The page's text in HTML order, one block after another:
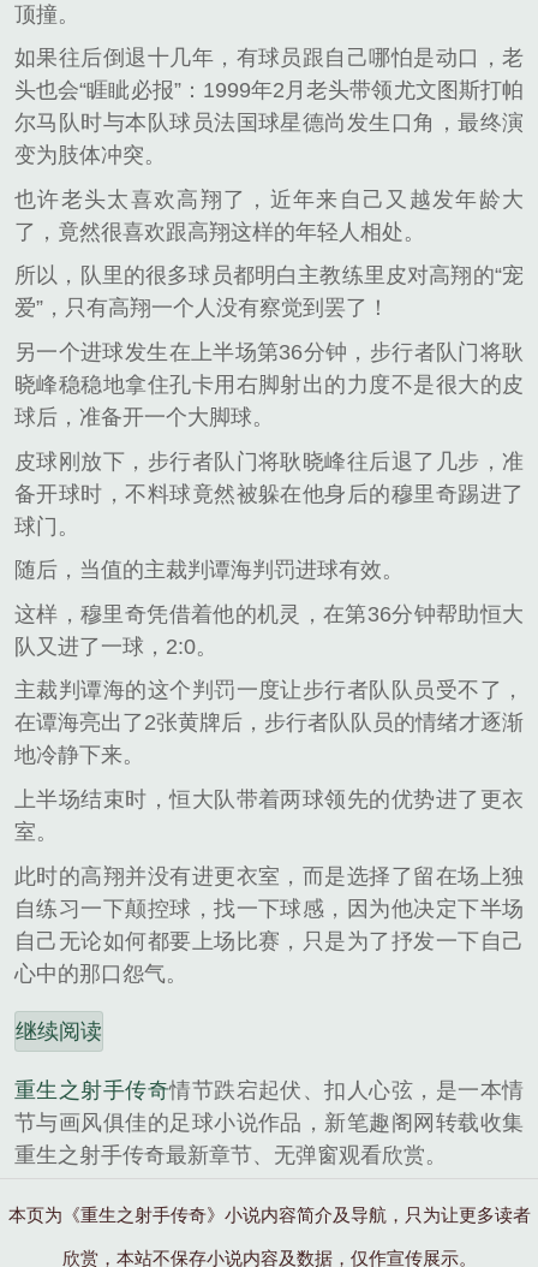
顶撞。
如果往后倒退十几年，有球员跟自己哪怕是动口，老
头也会“睚眦必报”：1999年2月老头带领尤文图斯打帕
尔马队时与本队球员法国球星德尚发生口角，最终演
变为肢体冲突。
也许老头太喜欢高翔了，近年来自己又越发年龄大
了，竟然很喜欢跟高翔这样的年轻人相处。
所以，队里的很多球员都明白主教练里皮对高翔的“宠
爱”，只有高翔一个人没有察觉到罢了！
另一个进球发生在上半场第36分钟，步行者队门将耿
晓峰稳稳地拿住孔卡用右脚射出的力度不是很大的皮
球后，准备开一个大脚球。
皮球刚放下，步行者队门将耿晓峰往后退了几步，准
备开球时，不料球竟然被躲在他身后的穆里奇踢进了
球门。
随后，当值的主裁判谭海判罚进球有效。
这样，穆里奇凭借着他的机灵，在第36分钟帮助恒大
队又进了一球，2:0。
主裁判谭海的这个判罚一度让步行者队队员受不了，
在谭海亮出了2张黄牌后，步行者队队员的情绪才逐渐
地冷静下来。
上半场结束时，恒大队带着两球领先的优势进了更衣
室。
此时的高翔并没有进更衣室，而是选择了留在场上独
自练习一下颠控球，找一下球感，因为他决定下半场
自己无论如何都要上场比赛，只是为了抒发一下自己
心中的那口怨气。
继续阅读
重生之射手传奇情节跌宕起伏、扣人心弦，是一本情
节与画风俱佳的足球小说作品，新笔趣阁网转载收集
重生之射手传奇最新章节、无弹窗观看欣赏。
本页为《重生之射手传奇》小说内容简介及导航，只为让更多读者
欣赏，本站不保存小说内容及数据，仅作宣传展示。